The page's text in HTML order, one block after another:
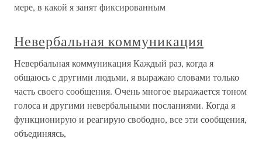
мере, в какой я занят фиксированным
Невербальная коммуникация
Невербальная коммуникация Каждый раз, когда я
общаюсь с другими людьми, я выражаю словами только
часть своего сообщения. Очень многое выражается тоном
голоса и другими невербальными посланиями. Когда я
функционирую и реагирую свободно, все эти сообщения,
объединяясь,